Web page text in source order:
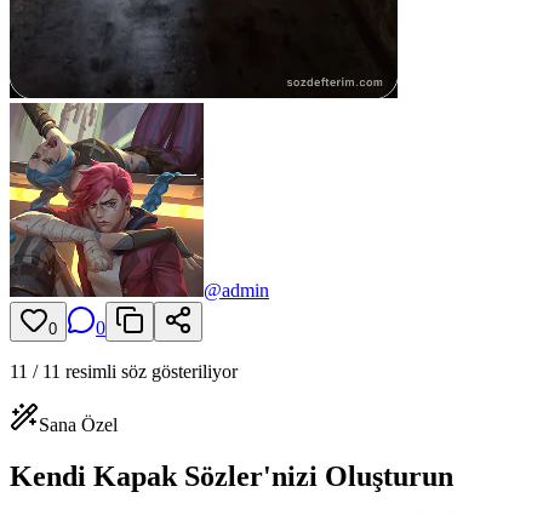
@admin
0 0
11 / 11 resimli söz gösteriliyor
Sana Özel
Kendi Kapak Sözler'nizi Oluşturun